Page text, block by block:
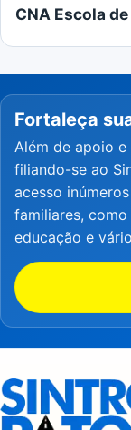
CNA Escola
Fortaleça
Além de apoio
filiando-se ao
acesso
familiares,
educação e